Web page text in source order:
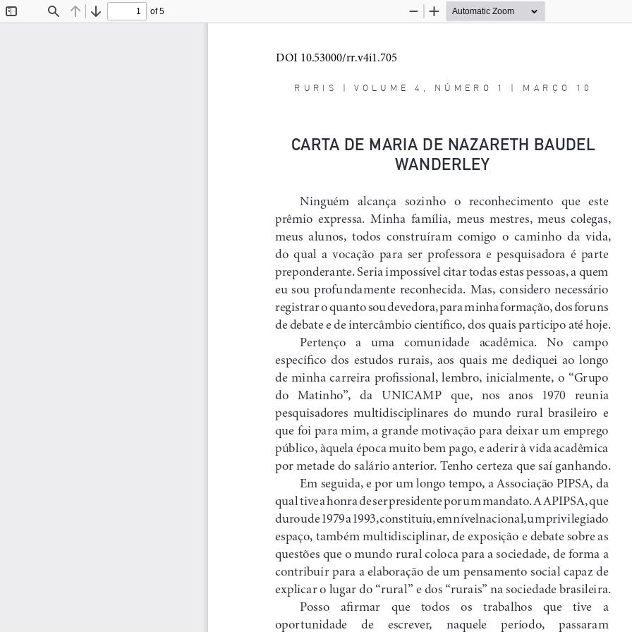
Find Previous
Next
of 5
Zoom
Zoom
RURIS | VOLUME 4, NÚMERO 1 | MARÇO 10
CARTA DE MARIA DE NAZARETH BAUDEL
WANDERLEY
Ninguém   alcança   sozinho   o   reconhecimento   que   este
prêmio  expressa.  Minha  família,  meus  mestres,  meus  colegas,
meus  alunos,  todos  construíram  comigo  o  caminho  da  vida,
do  qual  a  vocação  para  ser  professora  e  pesquisadora  é  parte
preponderante. Seria impossível citar todas estas pessoas, a quem
eu  sou  profundamente  reconhecida.  Mas,  considero  necessário
registrar o quanto sou devedora, para minha formação, dos foruns
de debate e de intercâmbio científico, dos quais participo até hoje.
Pertenço   a   uma   comunidade   acadêmica.   No   campo
específico  dos  estudos  rurais,  aos  quais  me  dediquei  ao  longo
de minha carreira profissional, lembro, inicialmente, o “Grupo
do   Matinho”,   da   UNICAMP   que,   nos   anos   1970   reunia
pesquisadores  multidisciplinares  do  mundo  rural  brasileiro  e
que foi para mim, a grande motivação para deixar um emprego
público, àquela época muito bem pago, e aderir à vida acadêmica
por metade do salário anterior. Tenho certeza que saí ganhando.
Em seguida, e por um longo tempo, a Associação PIPSA, da
qual tive a honra de ser presidente por um mandato. A APIPSA, que
durou de 1979 a 1993, constituiu, em nível nacional, um privilegiado
espaço, também multidisciplinar, de exposição e debate sobre as
questões que o mundo rural coloca para a sociedade, de forma a
contribuir para a elaboração de um pensamento social capaz de
explicar o lugar do “rural” e dos “rurais” na sociedade brasileira.
Posso    afirmar    que    todos    os    trabalhos    que    tive    a
oportunidade     de     escrever,     naquele     período,     passaram